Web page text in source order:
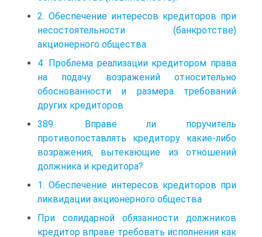
2. Обеспечение интересов кредиторов при
несостоятельности (банкротстве)
акционерного общества
4. Проблема реализации кредитором права
на подачу возражений относительно
обоснованности и размера требований
других кредиторов
389. Вправе ли поручитель
противопоставлять кредитору какие-либо
возражения, вытекающие из отношений
должника и кредитора?
1. Обеспечение интересов кредиторов при
ликвидации акционерного общества
При солидарной обязанности должников
кредитор вправе требовать исполнения как